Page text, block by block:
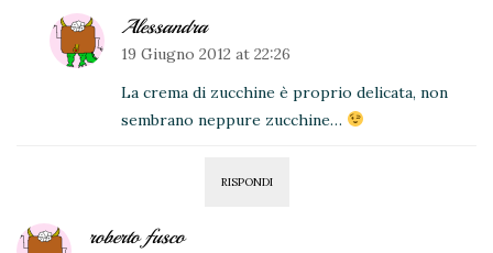
Alessandra
19 Giugno 2012 at 22:26
La crema di zucchine è proprio delicata, non
sembrano neppure zucchine…
RISPONDI
roberto fusco